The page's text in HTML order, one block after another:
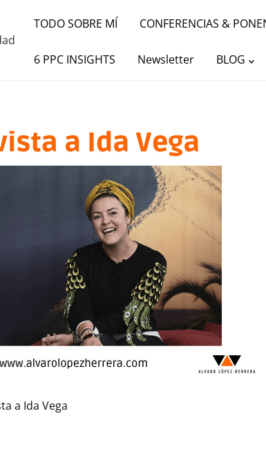
TODO SOBRE MÍ CONFERENCIAS &
6 PPC INSIGHTS Newsletter BLOG
a Ida Vega